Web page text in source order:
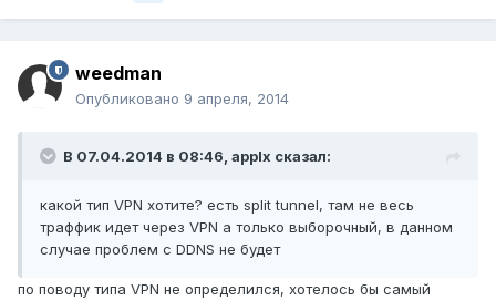
weedman
Опубликовано 9 апреля, 2014
В 07.04.2014 в 08:46, applx сказал:
какой тип VPN хотите? есть split tunnel, там не весь
траффик идет через VPN а только выборочный, в данном
случае проблем с DDNS не будет
по поводу типа VPN не определился, хотелось бы самый